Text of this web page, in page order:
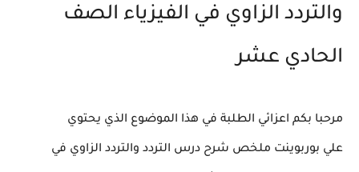
والتردد الزاوي في الفيزياء الصف
الحادي عشر
مرحبا بكم اعزائي الطلبة في هذا الموضوع الذي يحتوي
علي بوربوينت ملخص شرح درس التردد والتردد الزاوي في